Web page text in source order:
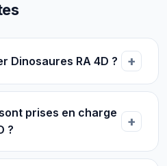
Dinosaures RA 4D ?
prises en charge
?